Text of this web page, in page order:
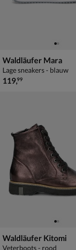
Waldläufer Mara
Lage sneakers - blauw
€ 119,99
119,99
Waldläufer Kitomi
Veterboots - rood